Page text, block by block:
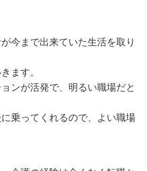
今まで出来ていた生活を取り
ます。
ンが活発で、明るい職場だと
乗ってくれるので、よい職場